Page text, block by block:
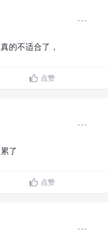
真的不适合了，
点赞
累了
点赞